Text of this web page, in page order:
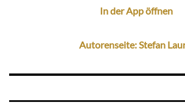
In der App öffnen
Autorenseite: Stefan